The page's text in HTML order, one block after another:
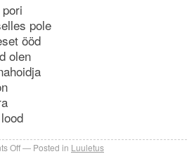
pole
ööd
olen
Offon Posted in Luuletus